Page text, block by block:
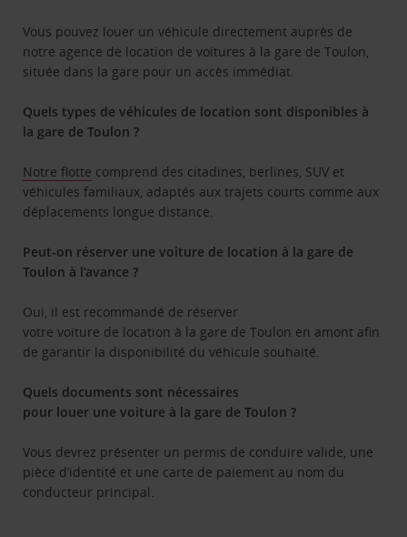
Vous pouvez louer un véhicule directement auprès de
notre agence de location de voitures à la gare de Toulon,
située dans la gare pour un accès immédiat.
Quels types de véhicules de location sont disponibles à
la gare de Toulon ?
Notre flotte comprend des citadines, berlines, SUV et
véhicules familiaux, adaptés aux trajets courts comme aux
déplacements longue distance.
Peut-on réserver une voiture de location à la gare de
Toulon à l’avance ?
Oui, il est recommandé de réserver
votre voiture de location à la gare de Toulon en amont afin
de garantir la disponibilité du véhicule souhaité.
Quels documents sont nécessaires
pour louer une voiture à la gare de Toulon ?
Vous devrez présenter un permis de conduire valide, une
pièce d’identité et une carte de paiement au nom du
conducteur principal.